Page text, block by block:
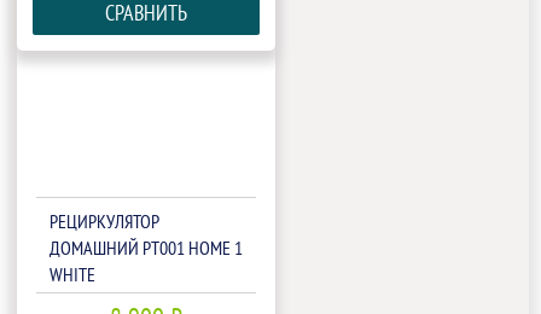
СРАВНИТЬ
РЕЦИРКУЛЯТОР
ДОМАШНИЙ РТ001 HOME 1
WHITE